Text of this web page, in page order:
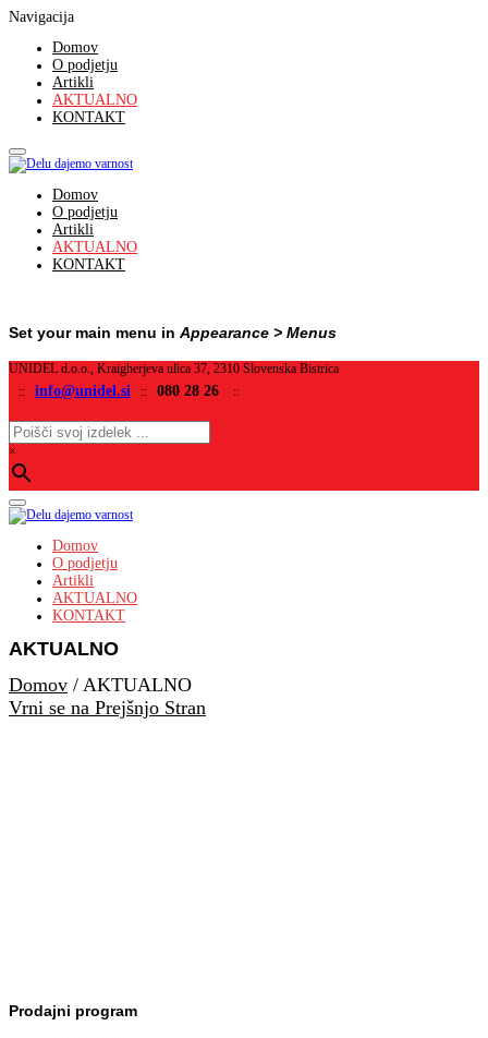
Navigacija
Domov
O podjetju
Artikli
AKTUALNO
KONTAKT
Domov
O podjetju
Artikli
AKTUALNO
KONTAKT
Set your main menu in Appearance > Menus
UNIDEL d.o.o., Kraigherjeva ulica 37, 2310 Slovenska Bistrica
:: info@unidel.si :: 080 28 26 ::
×
Domov
O podjetju
Artikli
AKTUALNO
KONTAKT
AKTUALNO
Domov / AKTUALNO
Vrni se na Prejšnjo Stran
Prodajni program